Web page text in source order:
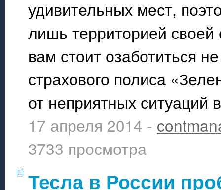
удивительных мест,
лишь территорией своей
вам стоит озаботиться
страхового полиса
от неприятных ситуаций
17 апреля 2014 -
3733 просмотра
Тесла в России